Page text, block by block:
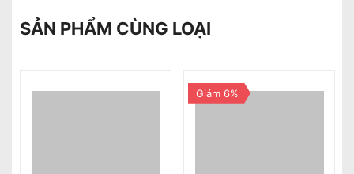
SẢN PHẨM CÙNG LOẠI
Giảm 6%